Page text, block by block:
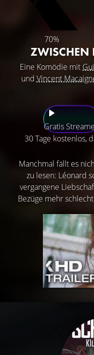
70%
ZWISCHEN
Eine Komödie mit
und Vincent
Gratis
30 Tage kostenlos,
Manchmal fällt es
zu lesen: Léonard
vergangene
Bezüge mehr